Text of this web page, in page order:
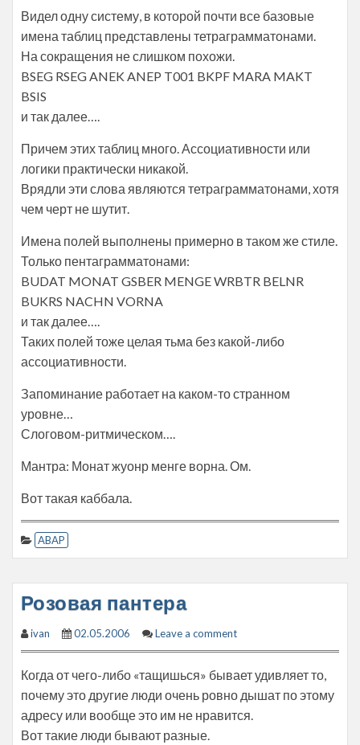
Видел одну систему, в которой почти все базовые
имена таблиц представлены тетраграмматонами.
На сокращения не слишком похожи.
BSEG RSEG ANEK ANEP T001 BKPF MARA MAKT
BSIS
и так далее….
Причем этих таблиц много. Ассоциативности или
логики практически никакой.
Врядли эти слова являются тетраграмматонами, хотя
чем черт не шутит.
Имена полей выполнены примерно в таком же стиле.
Только пентаграмматонами:
BUDAT MONAT GSBER MENGE WRBTR BELNR
BUKRS NACHN VORNA
и так далее….
Таких полей тоже целая тьма без какой-либо
ассоциативности.
Запоминание работает на каком-то странном
уровне…
Слоговом-ритмическом….
Мантра: Монат жуонр менге ворна. Ом.
Вот такая каббала.
ABAP
Розовая пантера
ivan 02.05.2006 Leave a comment
Когда от чего-либо «тащишься» бывает удивляет то,
почему это другие люди очень ровно дышат по этому
адресу или вообще это им не нравится.
Вот такие люди бывают разные.